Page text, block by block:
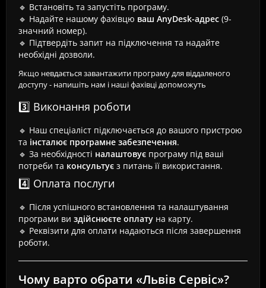
🔹 Встановіть та запустіть програму.
🔹 Надайте нашому фахівцю ваш AnyDesk-адрес (9-
значний номер).
🔹 Підтвердіть запит на підключення та надайте
необхідні дозволи.
Якщо невдається завантажити програму для віддаленого
доступу - напишіть нам і наші фахівці допоможуть
3️⃣ Виконання роботи
🔹 Наш спеціаліст підключається до вашого пристрою
та інсталює програмне забезпечення.
🔹 За необхідності налаштовує програму під ваші
потреби та консультує з питань її використання.
4️⃣ Оплата послуги
🔹 Після успішного встановлення та налаштування
програми ви здійснюєте оплату на карту.
🔹 Реквізити для оплати надаються після завершення
роботи.
Чому варто обрати «Львів Сервіс»?